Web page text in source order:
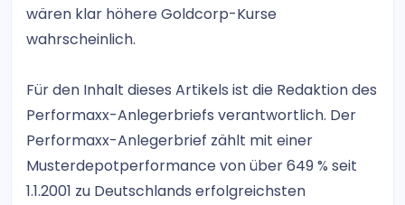
wären klar höhere Goldcorp-Kurse
wahrscheinlich.
Für den Inhalt dieses Artikels ist die Redaktion des
Performaxx-Anlegerbriefs verantwortlich. Der
Performaxx-Anlegerbrief zählt mit einer
Musterdepotperformance von über 649 % seit
1.1.2001 zu Deutschlands erfolgreichsten